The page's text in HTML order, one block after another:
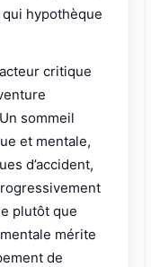
hypothèque
critique
sommeil
et mentale,
d’accident,
plutôt que
mérite
de